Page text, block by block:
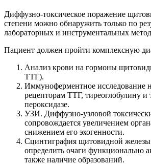
Диффузно-токсическое поражение
степени можно обнаружить только по
лабораторных и инструментальных
Пациент должен пройти комплексную
Анализ крови на гормоны
ТТГ).
Иммуноферментное исследование
рецепторам ТТГ, тиреоглобулину и
пероксидазе.
УЗИ. Диффузно-узловой
сопровождается увеличением
снижением его эхогенности.
Сцинтиграфия щитовидной
определить очаги функционально
также наличие образований.